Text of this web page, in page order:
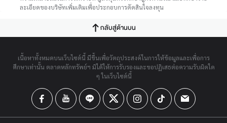
ละเอียดของบริษัทเพิ่มเติมเพื่อประกอบการตัดสินใจลงทุน
กลับสู่ด้านบน
เนื้อหาทั้งหมดบนเว็บไซต์นี้ มีขึ้นเพื่อวัตถุประสงค์ในการให้ข้อมูลและเพื่อการ
ศึกษาเท่านั้น ตลาดหลักทรัพย์ฯ มิได้ให้การรับรองและขอปฏิเสธต่อความรับผิดใด
ๆ ในเว็บไซต์นี้